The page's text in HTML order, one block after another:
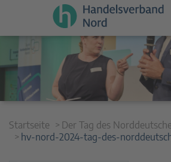
Startseite
Der Tag des
hv-nord-2024-tag-des-